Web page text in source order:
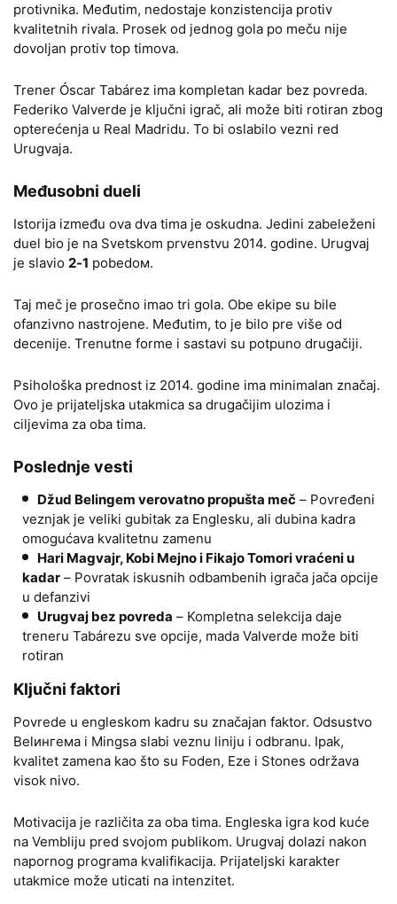
protivnika. Međutim, nedostaje konzistencija protiv
kvalitetnih rivala. Prosek od jednog gola po meču nije
dovoljan protiv top timova.
Trener Óscar Tabárez ima kompletan kadar bez povreda.
Federiko Valverde je ključni igrač, ali može biti rotiran zbog
opterećenja u Real Madridu. To bi oslabilo vezni red
Urugvaja.
Međusobni dueli
Istorija između ova dva tima je oskudna. Jedini zabeleženi
duel bio je na Svetskom prvenstvu 2014. godine. Urugvaj
je slavio 2-1 pobedом.
Taj meč je prosečno imao tri gola. Obe ekipe su bile
ofanzivno nastrojene. Međutim, to je bilo pre više od
decenije. Trenutne forme i sastavi su potpuno drugačiji.
Psihološka prednost iz 2014. godine ima minimalan značaj.
Ovo je prijateljska utakmica sa drugačijim ulozima i
ciljevima za oba tima.
Poslednje vesti
Džud Belingem verovatno propušta meč – Povređeni
veznjak je veliki gubitak za Englesku, ali dubina kadra
omogućava kvalitetnu zamenu
Hari Magvajr, Kobi Mejno i Fikajo Tomori vraćeni u
kadar – Povratak iskusnih odbambenih igrača jača opcije
u defanzivi
Urugvaj bez povreda – Kompletna selekcija daje
treneru Tabárezu sve opcije, mada Valverde može biti
rotiran
Ključni faktori
Povrede u engleskom kadru su značajan faktor. Odsustvo
Belингема i Mingsa slabi veznu liniju i odbranu. Ipak,
kvalitet zamena kao što su Foden, Eze i Stones održava
visok nivo.
Motivacija je različita za oba tima. Engleska igra kod kuće
na Vembliju pred svojom publikom. Urugvaj dolazi nakon
napornog programa kvalifikacija. Prijateljski karakter
utakmice može uticati na intenzitet.